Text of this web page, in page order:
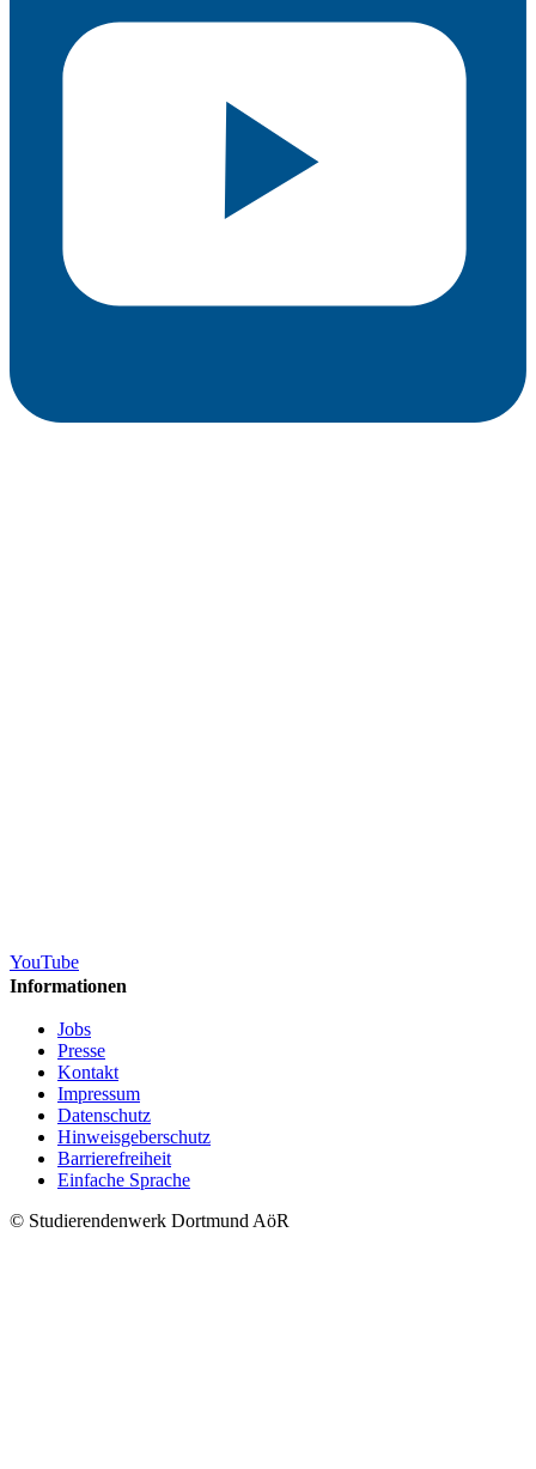
YouTube
Informationen
Jobs
Presse
Kontakt
Impressum
Datenschutz
Hinweisgeberschutz
Barrierefreiheit
Einfache Sprache
© Studierendenwerk Dortmund AöR